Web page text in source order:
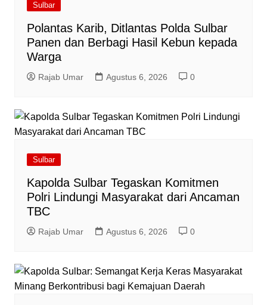
Sulbar
Polantas Karib, Ditlantas Polda Sulbar
Panen dan Berbagi Hasil Kebun kepada
Warga
Rajab Umar Agustus 6, 2026 0
Sulbar
Kapolda Sulbar Tegaskan Komitmen
Polri Lindungi Masyarakat dari Ancaman
TBC
Rajab Umar Agustus 6, 2026 0